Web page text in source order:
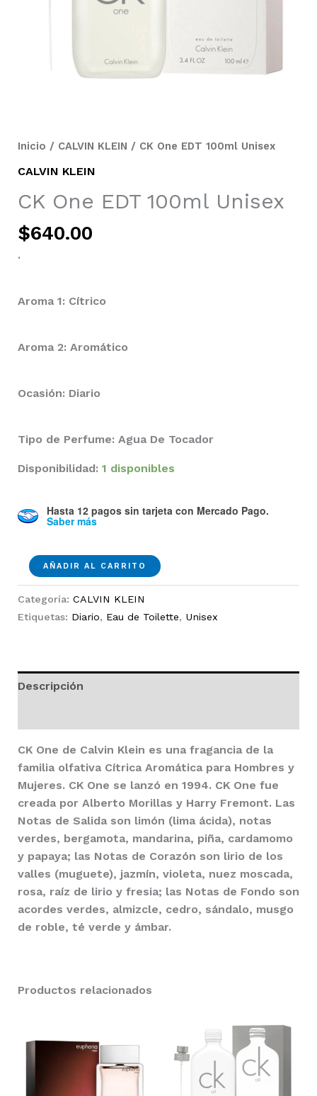
Inicio / CALVIN KLEIN / CK One EDT 100ml Unisex
CALVIN KLEIN
CK One EDT 100ml Unisex
$640.00
.
Aroma 1: Cítrico
Aroma 2: Aromático
Ocasión: Diario
Tipo de Perfume: Agua De Tocador
Disponibilidad: 1 disponibles
Hasta 12 pagos sin tarjetacon Mercado Pago.
Saber más
CK
One
EDT
100ml
AÑADIR AL CARRITO
Categoría: CALVIN KLEIN
Etiquetas: Diario, Eau de Toilette, Unisex
Descripción
CK One de Calvin Klein es una fragancia de la
familia olfativa Cítrica Aromática para Hombres y
Mujeres. CK One se lanzó en 1994. CK One fue
creada por Alberto Morillas y Harry Fremont. Las
Notas de Salida son limón (lima ácida), notas
verdes, bergamota, mandarina, piña, cardamomo
y papaya; las Notas de Corazón son lirio de los
valles (muguete), jazmín, violeta, nuez moscada,
rosa, raíz de lirio y fresia; las Notas de Fondo son
acordes verdes, almizcle, cedro, sándalo, musgo
de roble, té verde y ámbar.
Productos relacionados